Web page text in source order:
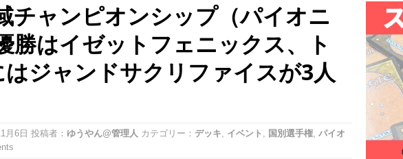
チャンピオンシップ（パイオニ
勝はイゼットフェニックス、ト
はジャンドサクリファイスが3人
月6日 投稿者： ゆうやん@管理人 カテゴリー： デッキ, イベント , 国別選手権, パイオ